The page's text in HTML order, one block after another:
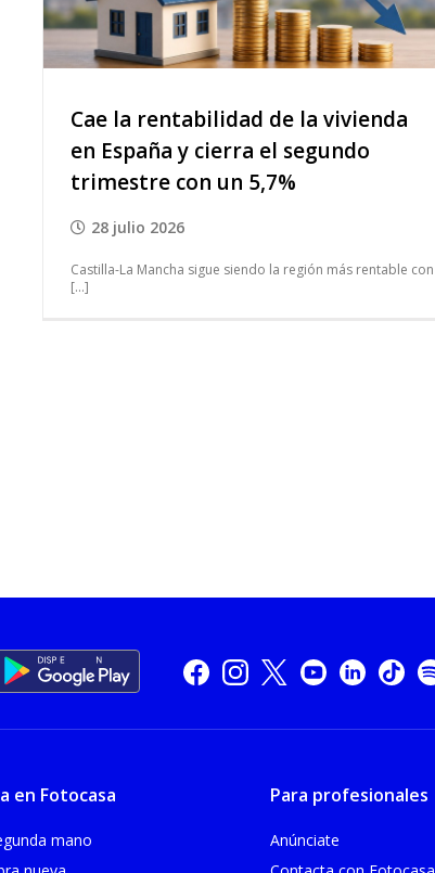
Cae la rentabilidad de la vivienda
en España y cierra el segundo
trimestre con un 5,7%
28 julio 2026
Castilla-La Mancha sigue siendo la región más rentable con
[...]
en Fotocasa
mano
Para profesionales
Anúnciate